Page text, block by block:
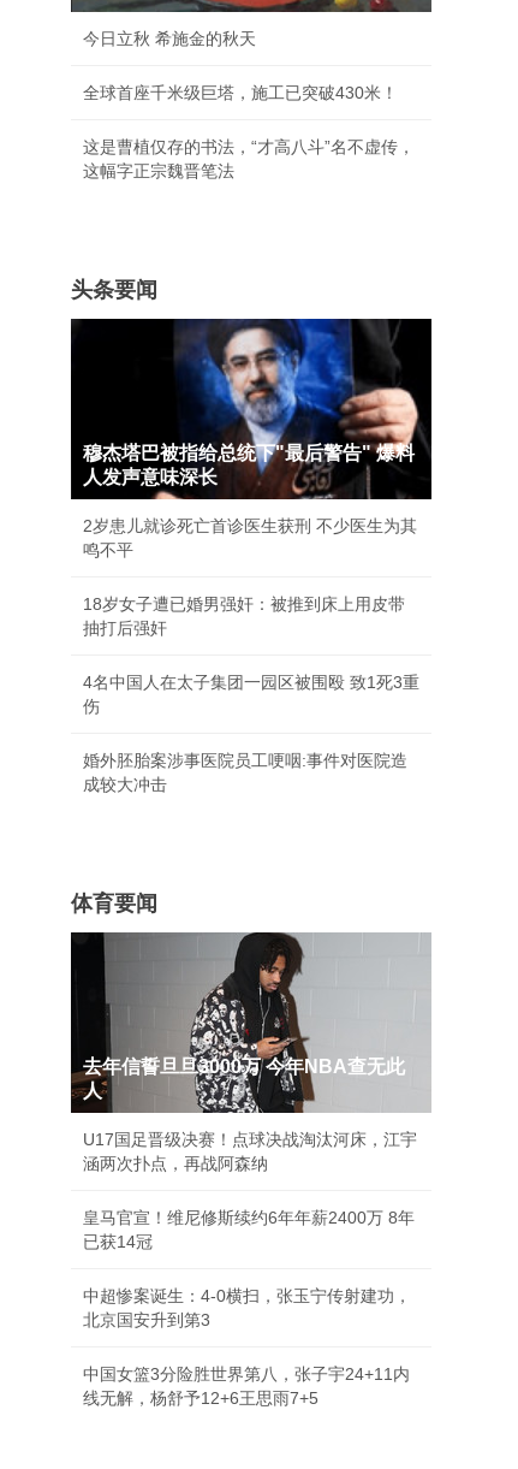
今日立秋 希施金的秋天
全球首座千米级巨塔，施工已突破430米！
这是曹植仅存的书法，“才高八斗”名不虚传，
这幅字正宗魏晋笔法
头条要闻
穆杰塔巴被指给总统下"最后警告" 爆料
人发声意味深长
2岁患儿就诊死亡首诊医生获刑 不少医生为其
鸣不平
18岁女子遭已婚男强奸：被推到床上用皮带
抽打后强奸
4名中国人在太子集团一园区被围殴 致1死3重
伤
婚外胚胎案涉事医院员工哽咽:事件对医院造
成较大冲击
体育要闻
去年信誓旦旦3000万 今年NBA查无此
人
U17国足晋级决赛！点球决战淘汰河床，江宇
涵两次扑点，再战阿森纳
皇马官宣！维尼修斯续约6年年薪2400万 8年
已获14冠
中超惨案诞生：4-0横扫，张玉宁传射建功，
北京国安升到第3
中国女篮3分险胜世界第八，张子宇24+11内
线无解，杨舒予12+6王思雨7+5